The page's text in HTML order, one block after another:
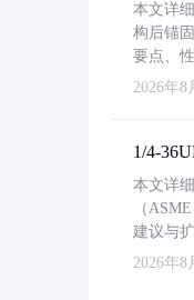
本文详
构后锚
要点、
2026年8
1/4-
本文详
（
建议与
2026年8